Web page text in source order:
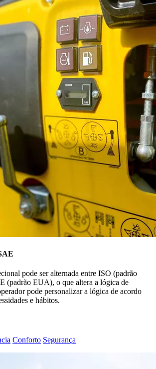
pode ser alternada entre ISO (padrão
(padrão EUA), o que altera a lógica de
pode personalizar a lógica de acordo
e hábitos.
Conforto Segurança